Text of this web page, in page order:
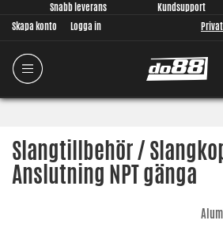
Snabb leverans Kundsupport
Skapa konto
Logga in
Slangtillbehör /
Anslutning NPT gänga